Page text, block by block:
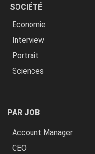
SOCIÉTÉ
Economie
Interview
Portrait
Sciences
PAR JOB
Account Manager
CEO